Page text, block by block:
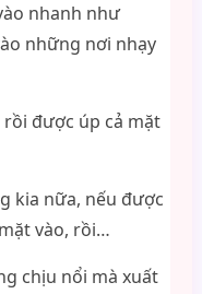
nhanh như
những nơi nhạy
được úp cả mặt
kia nữa, nếu được
vào, rồi…
chịu nổi mà xuất